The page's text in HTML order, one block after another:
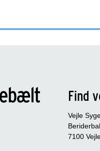
Find
Vejle
7100